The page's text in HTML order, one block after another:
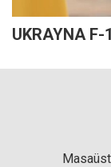
UKRAYNA F-